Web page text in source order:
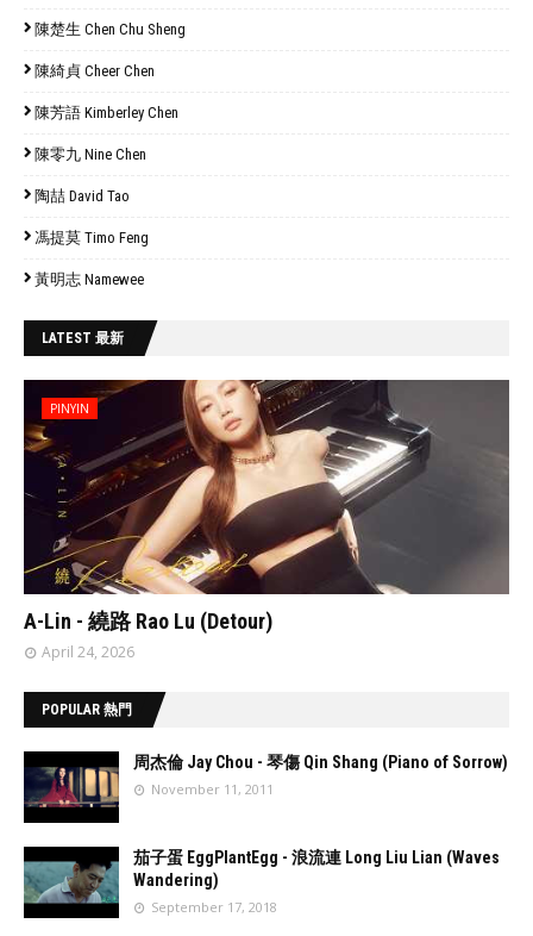
陳楚生 Chen Chu Sheng
陳綺貞 Cheer Chen
陳芳語 Kimberley Chen
陳零九 Nine Chen
陶喆 David Tao
馮提莫 Timo Feng
黃明志 Namewee
LATEST 最新
PINYIN
A-Lin - 繞路 Rao Lu (Detour)
April 24, 2026
POPULAR 熱門
'data:post.fea
turedImage
resizeImage
100'
周杰倫 Jay Chou - 琴傷 Qin Shang (Piano of Sorrow)
November 11, 2011
茄子蛋 EggPlantEgg - 浪流連 Long Liu Lian (Waves
Wandering)
September 17, 2018